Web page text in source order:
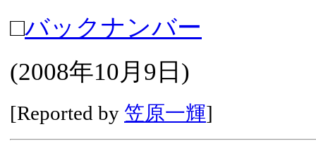
□バックナンバー
(2008年10月9日 )
[Reported by 笠原一輝]